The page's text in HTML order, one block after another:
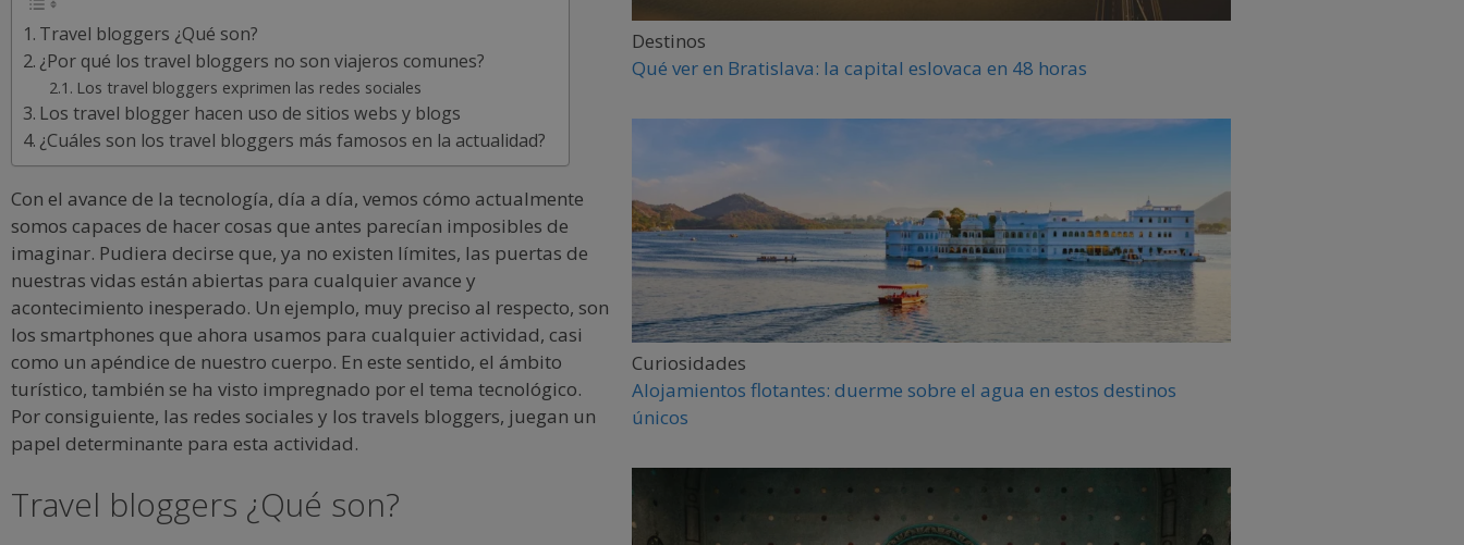
Travel bloggers ¿Qué son?
¿Por qué los travel bloggers no son viajeros comunes?
Los travel bloggers exprimen las redes sociales
Los travel blogger hacen uso de sitios webs y blogs
¿Cuáles son los travel bloggers más famosos en la actualidad?
Con el avance de la tecnología, día a día, vemos cómo actualmente
somos capaces de hacer cosas que antes parecían imposibles de
imaginar. Pudiera decirse que, ya no existen límites, las puertas de
nuestras vidas están abiertas para cualquier avance y
acontecimiento inesperado. Un ejemplo, muy preciso al respecto, son
los smartphones que ahora usamos para cualquier actividad, casi
como un apéndice de nuestro cuerpo. En este sentido, el ámbito
turístico, también se ha visto impregnado por el tema tecnológico.
Por consiguiente, las redes sociales y los travels bloggers, juegan un
papel determinante para esta actividad.
Travel bloggers ¿Qué son?
Destinos
Qué ver en Bratislava: la capital eslovaca en 48 horas
Curiosidades
Alojamientos flotantes: duerme sobre el agua en estos destinos
únicos